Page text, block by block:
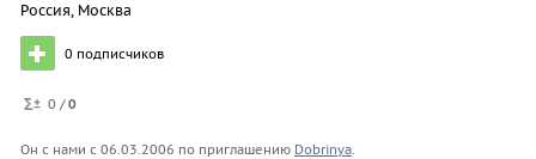
Россия, Москва
0 подписчиков
0 /0
Он с нами с 06.03.2006 по приглашению Dobrinya.